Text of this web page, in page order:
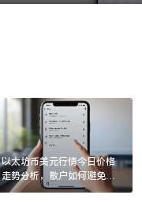
以太坊币美元行情今日价格
走势分析，散户如何避免追
涨杀跌被套牢